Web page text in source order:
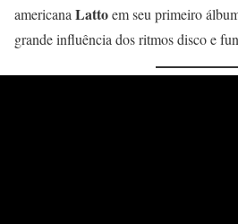
americana Lattoem seu primeiro
grande influência dos ritmos disco e